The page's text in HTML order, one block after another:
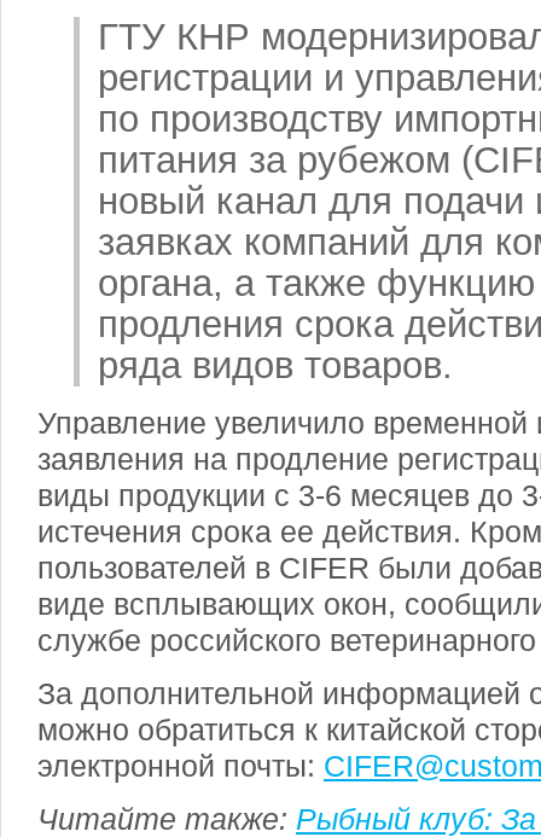
ГТУ КНР
регистрации и
по производству
питания за рубежом
новый канал для
заявках компаний для
органа, а также функцию
продления срока
ряда видов товаров.
Управление увеличило временной
заявления на продление
виды продукции с 3-6 месяцев до
истечения срока ее действия.
пользователей в CIFER были
виде всплывающих окон,
службе российского
За дополнительной информацией
можно обратиться к китайской
электронной почты:
Читайте также: Рыбный клуб: